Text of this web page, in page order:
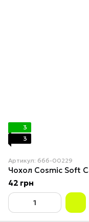
3
3
Артикул: 666-00229
42 грн